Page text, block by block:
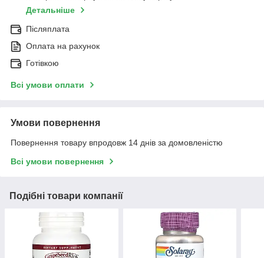
Детальніше
Післяплата
Оплата на рахунок
Готівкою
Всі умови оплати
Умови повернення
Повернення товару впродовж 14 днів за домовленістю
Всі умови повернення
Подібні товари компанії